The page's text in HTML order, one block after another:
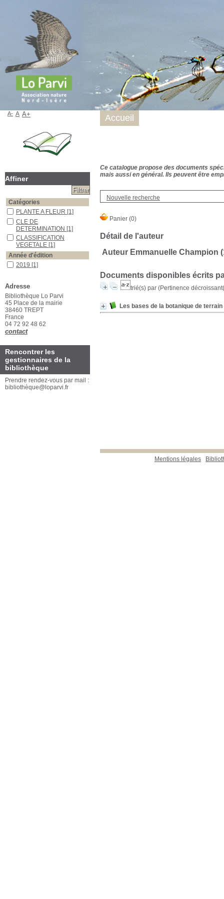
Ce catalogue propose des documents
mais aussi en général. Ils peuvent être
Nouvelle recherche
Détail de l'auteur
Auteur Emmanuelle Champion
Documents disponibles écrits
trié(s) par (Pertinence
Les bases de la botanique de terrain
Mentions légales
Accueil
A- A A+
Affiner
Catégories
PLANTE A FLEUR [1]
CLE DE
DETERMINATION [1]
CLASSIFICATION
VEGETALE [1]
Année d'édition
2019 [1]
Lüder
Adresse
Bibliothèque Lo Parvi
45 Place de la mairie
38460 TREPT
France
04 72 92 48 62
contact
Rencontrer les
gestionnaires de la
bibliothèque
Prendre rendez-vous par mail :
bibliothèque@loparvi.fr